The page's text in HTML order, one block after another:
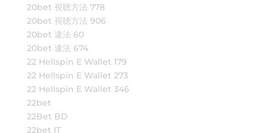
20bet 視聴方法 778
20bet 視聴方法 906
20bet 違法 60
20bet 違法 674
22 Hellspin E Wallet 179
22 Hellspin E Wallet 273
22 Hellspin E Wallet 346
22bet
22Bet BD
22bet IT